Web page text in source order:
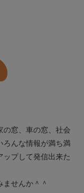
の窓、車の窓、社会
ろんな情報が満ち満
ップして発信出来た
せんか＾＾